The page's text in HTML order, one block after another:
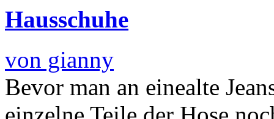
Hausschuhe
von gianny
Bevor man an einealte